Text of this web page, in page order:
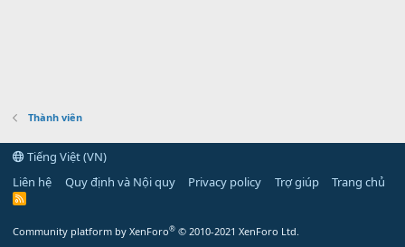
Thành viên
Tiếng Việt (VN)
Liên hệ
Quy định và Nội quy Privacy policy Trợ giúp Trang chủ
R
Community platform by XenForo® © 2010-2021 XenForo Ltd.